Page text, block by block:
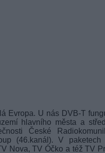
Evropa. U nás DVB-T
hlavního města a
České
(46.kanál). V paketech
Nova, TV Óčko a též TV